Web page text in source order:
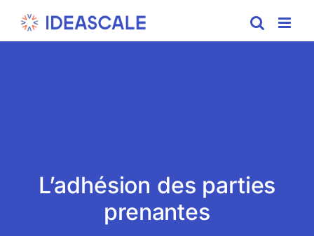
L’adhésion des parties
prenantes